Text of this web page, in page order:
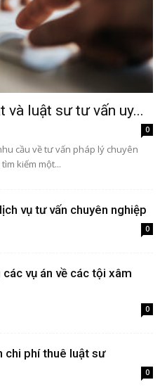
và luật sư tư vấn uy...
0
cầu về tư vấn pháp lý chuyên
kiếm một...
vụ tư vấn chuyên nghiệp
0
vụ án về các tội xâm
0
chi phí thuê luật sư
0